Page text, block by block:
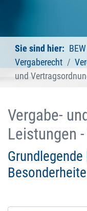
Sie sind hier: BEW
Vergaberecht
und
Vergabe-
Leistungen